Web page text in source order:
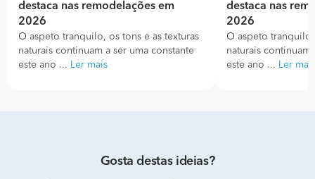
destaca nas remodelações em
2026
O aspeto tranquilo, os tons e as texturas
naturais continuam a ser uma constante
este ano ... Ler mais
destaca nas
2026
O aspeto
naturais continuam
este ano ... Ler mais
Gosta destas ideias?